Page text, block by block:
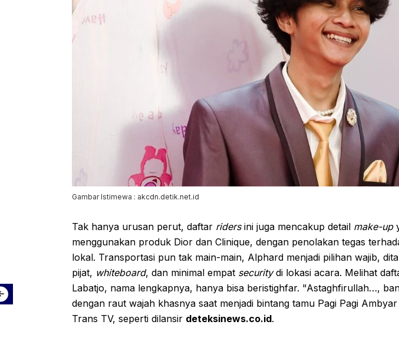
Gambar Istimewa : akcdn.detik.net.id
Tak hanya urusan perut, daftar ridersini juga mencakup detail make-up
menggunakan produk Dior dan Clinique, dengan penolakan tegas
lokal. Transportasi pun tak main-main, Alphard menjadi pilihan wajib,
pijat, whiteboard, dan minimal empat securitydi lokasi acara. Melihat
Labatjo, nama lengkapnya, hanya bisa beristighfar. "Astaghfirullah…,
dengan raut wajah khasnya saat menjadi bintang tamu Pagi Pagi
Trans TV, seperti dilansir deteksinews.co.id.